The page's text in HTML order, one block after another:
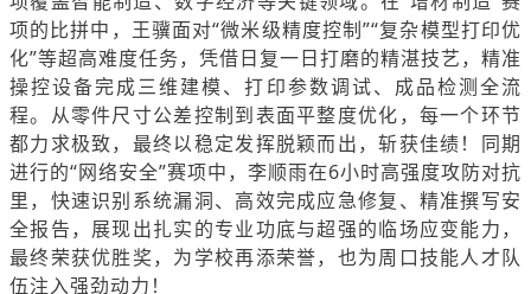
项的比拼中，王骥面对“微米级精度控制”“复杂模型打印优
化”等超高难度任务，凭借日复一日打磨的精湛技艺，精准
操控设备完成三维建模、打印参数调试、成品检测全流
程。从零件尺寸公差控制到表面平整度优化，每一个环节
都力求极致，最终以稳定发挥脱颖而出，斩获佳绩！同期
进行的“网络安全”赛项中，李顺雨在6小时高强度攻防对抗
里，快速识别系统漏洞、高效完成应急修复、精准撰写安
全报告，展现出扎实的专业功底与超强的临场应变能力，
最终荣获优胜奖，为学校再添荣誉，也为周口技能人才队
伍注入强劲动力！